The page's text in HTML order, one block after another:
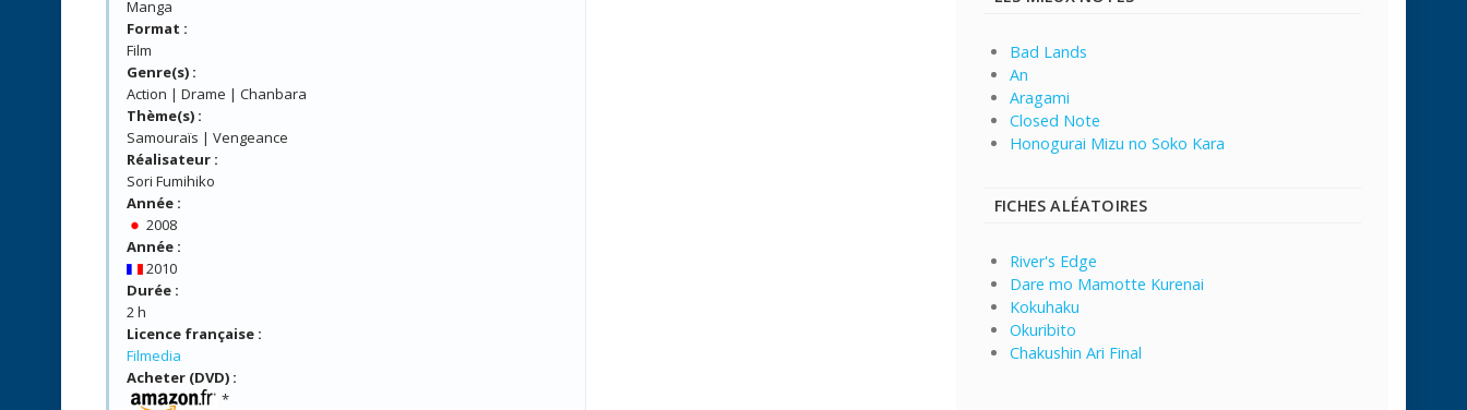
Manga
Format :
Film
Genre(s) :
Action | Drame | Chanbara
Thème(s) :
Samouraïs | Vengeance
Réalisateur :
Sori Fumihiko
Année :
2008
Année :
2010
Durée :
2 h
Licence française :
Filmedia
Acheter (DVD) :
*
Bad Lands
An
Aragami
Closed Note
Honogurai Mizu no Soko Kara
FICHES ALÉATOIRES
River's Edge
Dare mo Mamotte Kurenai
Kokuhaku
Okuribito
Chakushin Ari Final